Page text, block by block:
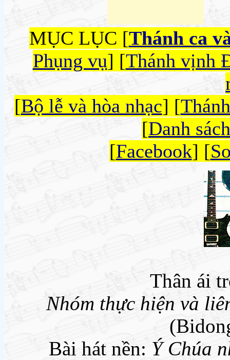
MỤC LỤC [Thánh ca
Phụng vụ] [Thánh vịnh
[Bộ lễ và hòa nhạc] [
[Danh
[Facebook] [
Thân ái
Nhóm thực hiện và
Bài hát nền: Ý Chúa